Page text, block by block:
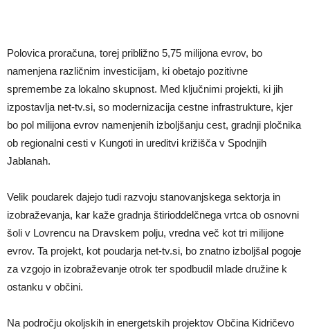
Polovica proračuna, torej približno 5,75 milijona evrov, bo
namenjena različnim investicijam, ki obetajo pozitivne
spremembe za lokalno skupnost. Med ključnimi projekti, ki jih
izpostavlja net-tv.si, so modernizacija cestne infrastrukture, kjer
bo pol milijona evrov namenjenih izboljšanju cest, gradnji pločnika
ob regionalni cesti v Kungoti in ureditvi križišča v Spodnjih
Jablanah.
Velik poudarek dajejo tudi razvoju stanovanjskega sektorja in
izobraževanja, kar kaže gradnja štirioddelčnega vrtca ob osnovni
šoli v Lovrencu na Dravskem polju, vredna več kot tri milijone
evrov. Ta projekt, kot poudarja net-tv.si, bo znatno izboljšal pogoje
za vzgojo in izobraževanje otrok ter spodbudil mlade družine k
ostanku v občini.
Na področju okoljskih in energetskih projektov Občina Kidričevo